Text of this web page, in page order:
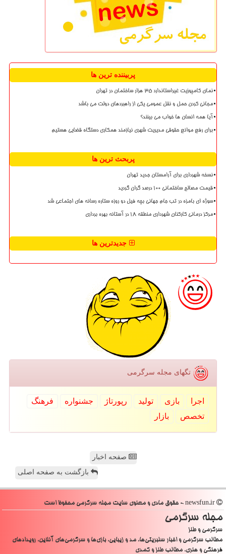
پربیننده ترین ها
نمای کامپوزیت غیراستاندارد ۳۵ هزار ساختمان در تهران
مجانی کردن حمل و نقل عمومی یکی از راهبردهای دولت می باشد
آیا همه انسان ها خواب می بینند؟
برای رفع موانع حقوقی مدیریت شهری نیازمند همکاری دستگاه قضایی هستیم
پربحث ترین ها
نسخه شهرداری برای آرامستان جدید تهران
قیمت مصالح ساختمانی ۱۰۰ درصد گران گردید
سوژه ای بامزه در تب جام جهانی بچه فیل دو روزه ستاره رسانه های اجتماعی شد
مرکز درمانی کارکنان شهرداری منطقه ۱۸ در آستانه بهره برداری
جدیدترین ها
تگهای مجله سرگرمی
اجرا بازی تولید رپورتاژ جشنواره
فرهنگ
تخصص
بازار
صفحه اخبار
بازگشت به صفحه اصلی
مجله سرگرمی
سرگرمی و طنز
مطالب سرگرمی و اخبار سلبریتی‌ها، مد و زیبایی، بازی‌ها و سرگرمی‌های آنلاین، رویدادهای
فرهنگی و هنری، مطالب طنز و کمدی